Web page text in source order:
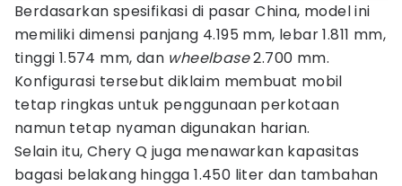
Berdasarkan spesifikasi di pasar China, model ini
memiliki dimensi panjang 4.195 mm, lebar 1.811 mm,
tinggi 1.574 mm, dan wheelbase2.700 mm.
Konfigurasi tersebut diklaim membuat mobil
tetap ringkas untuk penggunaan perkotaan
namun tetap nyaman digunakan harian.
Selain itu, Chery Q juga menawarkan kapasitas
bagasi belakang hingga 1.450 liter dan tambahan